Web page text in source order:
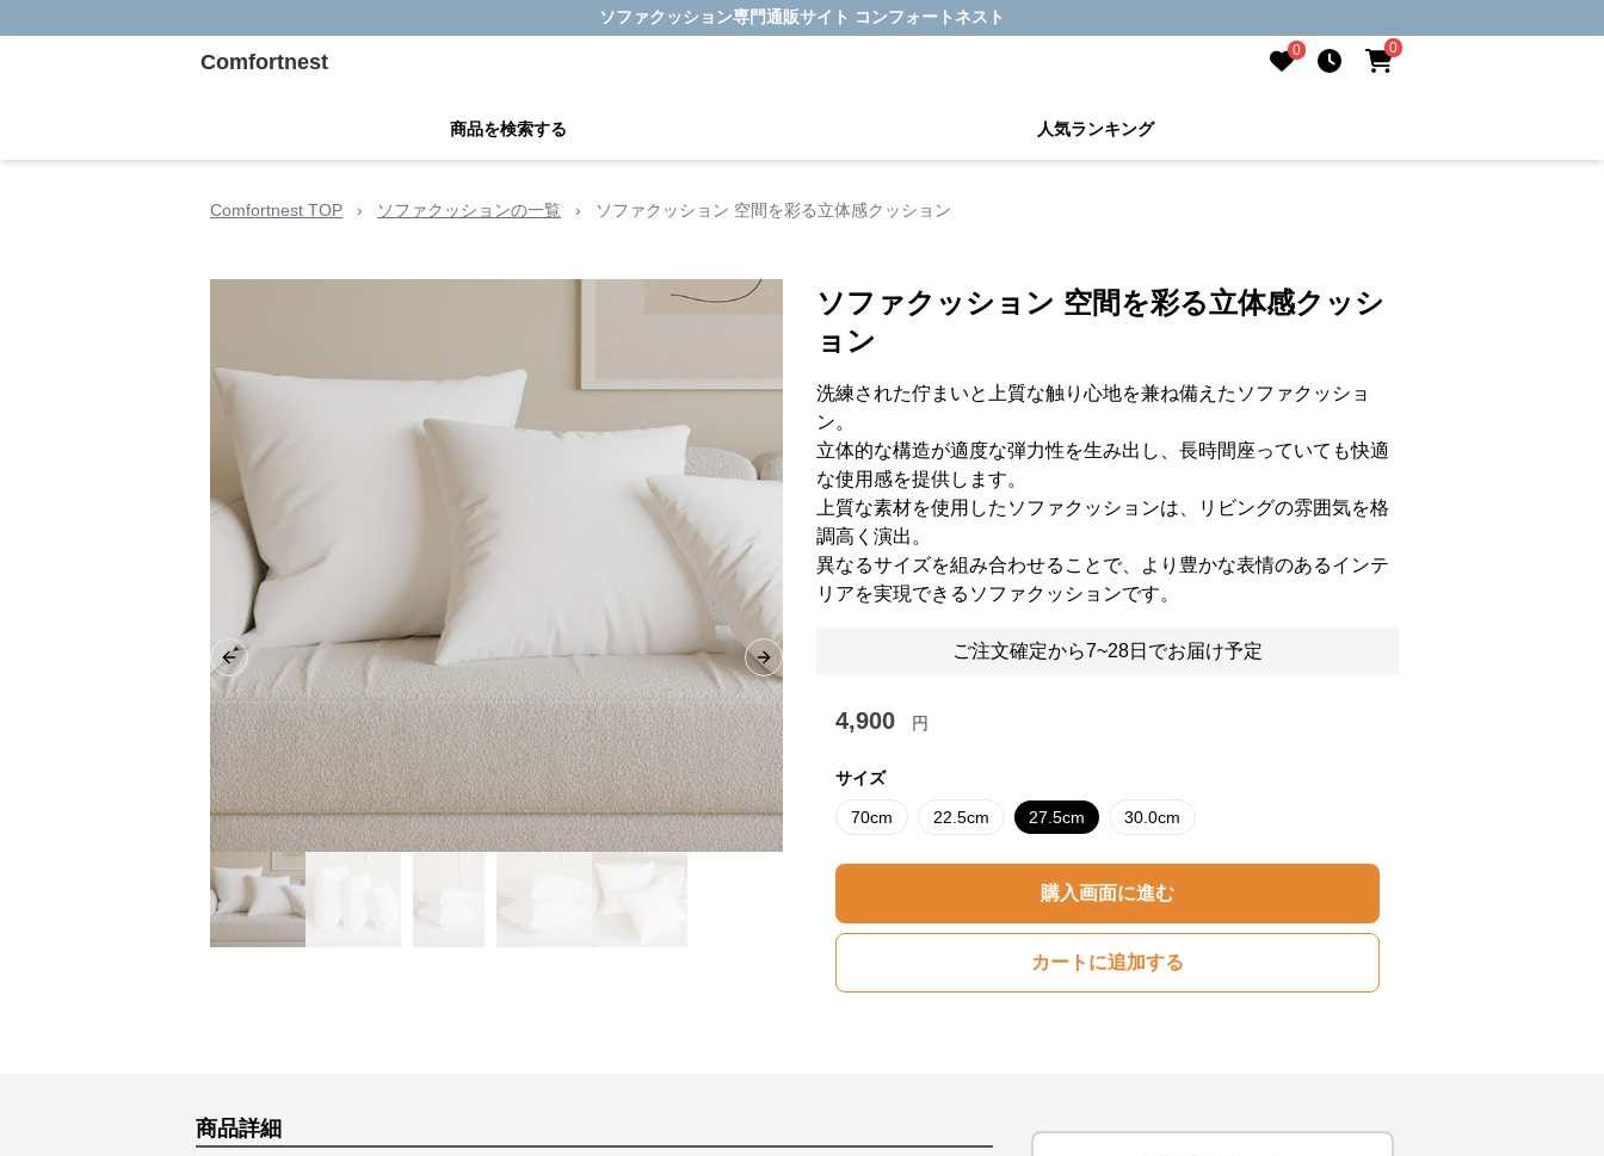
ソファクッション専門通販サイト コンフォートネスト
Comfortnest 0 0
商品を検索する 人気ランキング
Comfortnest TOP › ソファクッションの一覧 › ソファクッション 空間を彩る立体感クッション
Previous slide Next slide
ソファクッション 空間を彩る立体感クッシ
ョン
洗練された佇まいと上質な触り心地を兼ね備えたソファクッショ
ン。
立体的な構造が適度な弾力性を生み出し、長時間座っていても快適
な使用感を提供します。
上質な素材を使用したソファクッションは、リビングの雰囲気を格
調高く演出。
異なるサイズを組み合わせることで、より豊かな表情のあるインテ
リアを実現できるソファクッションです。
ご注文確定から7~28日でお届け予定
4,900 円
サイズ
70cm 22.5cm 27.5cm 30.0cm
購入画面に進む
カートに追加する
商品詳細